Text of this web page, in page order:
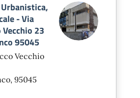
- Via
Vecchio 23
95045
Vecchio
95045